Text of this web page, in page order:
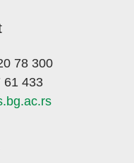
78 300
61 433